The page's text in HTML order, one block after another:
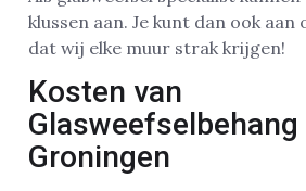
klussen aan. Je kunt dan ook aan
dat wij elke muur strak krijgen!
Kosten van
Glasweefselbehang
Groningen